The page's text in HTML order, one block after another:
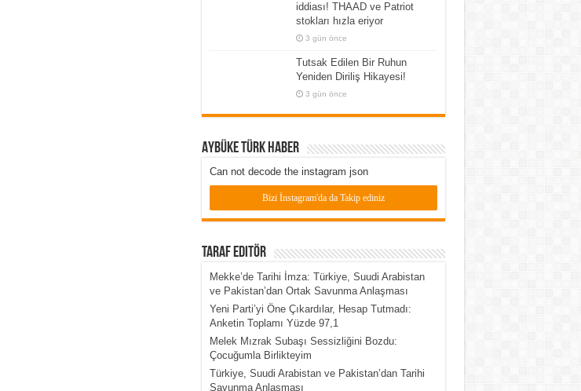
iddiası! THAAD ve Patriot
stokları hızla eriyor
3 gün önce
Tutsak Edilen Bir Ruhun
Yeniden Diriliş Hikayesi!
3 gün önce
Aybüke Türk Haber
Can not decode the instagram json
Bizi İnstagram'da da Takip ediniz
Taraf Editör
Mekke’de Tarihi İmza: Türkiye, Suudi Arabistan
ve Pakistan’dan Ortak Savunma Anlaşması
Yeni Parti’yi Öne Çıkardılar, Hesap Tutmadı:
Anketin Toplamı Yüzde 97,1
Melek Mızrak Subaşı Sessizliğini Bozdu:
Çocuğumla Birlikteyim
Türkiye, Suudi Arabistan ve Pakistan’dan Tarihi
Savunma Anlaşması